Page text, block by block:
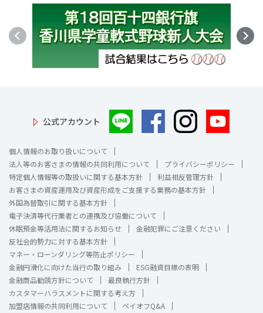
公式アカウント
個人情報のお取り扱いについて
法人等のお客さまの情報の共同利用について
プライバシーポリシー
特定個人情報等の取扱いに関する基本方針
利益相反管理方針
お客さまの資産運用及び資産形成をご支援する業務の基本方針
外国為替取引に関する基本方針
電子決済等代行業者との連携及び協働について
休眠預金等活用法に関するお知らせ
金融犯罪にご注意ください
反社会的勢力に対する基本方針
マネー・ローンダリング等防止ポリシー
金融円滑化に向けた当行の取り組み
ESG融資目標の表明
金融商品勧誘方針について
最良執行方針
カスタマーハラスメントに関する考え方
加盟店情報の共同利用について
ペイオフQ&A